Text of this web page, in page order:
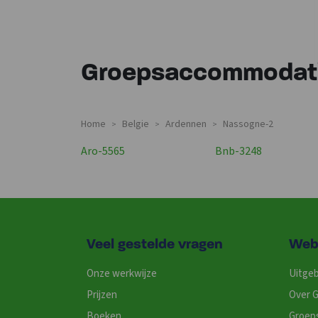
Home > Belgie > Ardennen > Nassogne-2
Groepsaccommodaties In
Aro-5565 Bnb-3248
Veel gestelde vragen
Onze werkwijze
Prijzen
Over